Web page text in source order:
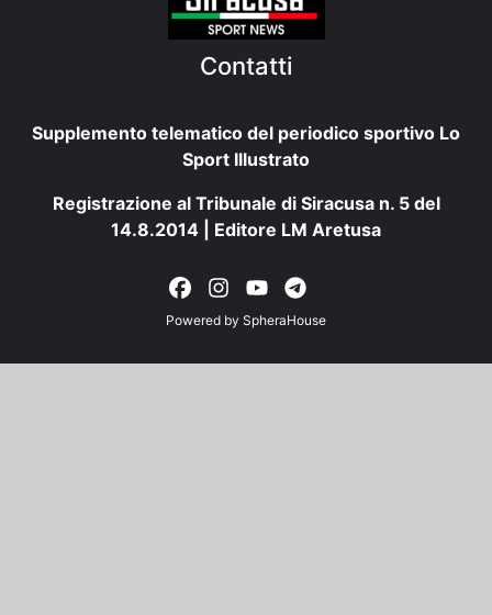
Contatti
Supplemento telematico del periodico sportivo Lo
Sport Illustrato
Registrazione al Tribunale di Siracusa n. 5 del
14.8.2014 | Editore LM Aretusa
Powered by SpheraHouse